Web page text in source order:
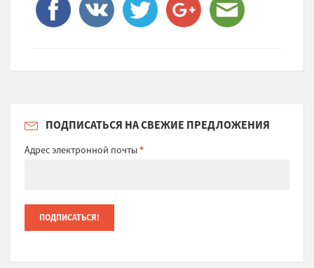
ПОДПИСАТЬСЯ НА СВЕЖИЕ ПРЕДЛОЖЕНИЯ
Адрес электронной почты*